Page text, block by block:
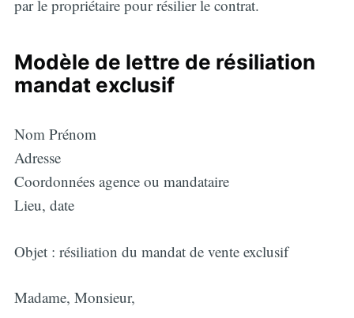
par le propriétaire pour résilier le contrat.
Modèle de lettre de résiliation
mandat exclusif
Nom Prénom
Adresse
Coordonnées agence ou mandataire
Lieu, date
Objet : résiliation du mandat de vente exclusif
Madame, Monsieur,